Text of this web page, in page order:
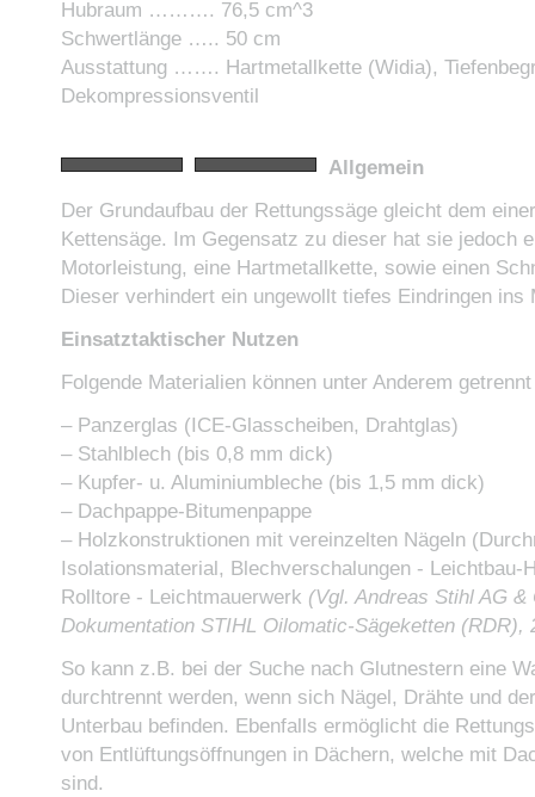
Hubraum ………. 76,5 cm^3
Schwertlänge ….. 50 cm
Ausstattung ……. Hartmetallkette (Widia),
Dekompressionsventil
Allgemein
Der Grundaufbau der Rettungssäge gleicht dem
Kettensäge. Im Gegensatz zu dieser hat sie jedoch
Motorleistung, eine Hartmetallkette, sowie einen
Dieser verhindert ein ungewollt tiefes Eindringen ins
Einsatztaktischer Nutzen
Folgende Materialien können unter Anderem
– Panzerglas (ICE-Glasscheiben, Drahtglas)
– Stahlblech (bis 0,8 mm dick)
– Kupfer- u. Aluminiumbleche (bis 1,5 mm dick)
– Dachpappe-Bitumenpappe
– Holzkonstruktionen mit vereinzelten Nägeln
Isolationsmaterial, Blechverschalungen - Leichtbau-
Rolltore - Leichtmauerwerk (Vgl. Andreas Stihl AG &
Dokumentation STIHL Oilomatic-Sägeketten (RDR),
So kann z.B. bei der Suche nach Glutnestern eine
durchtrennt werden, wenn sich Nägel, Drähte und
Unterbau befinden. Ebenfalls ermöglicht die
von Entlüftungsöffnungen in Dächern, welche mit
sind.